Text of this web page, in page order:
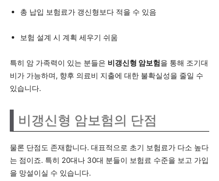
총 납입 보험료가 갱신형보다 적을 수 있음
보험 설계 시 계획 세우기 쉬움
특히 암 가족력이 있는 분들은 비갱신형 암보험을 통해 조기대
비가 가능하며, 향후 의료비 지출에 대한 불확실성을 줄일 수
있습니다.
비갱신형 암보험의 단점
물론 단점도 존재합니다. 대표적으로 초기 보험료가 다소 높다
는 점이죠. 특히 20대나 30대 분들이 보험료 수준을 보고 가입
을 망설이실 수 있습니다.